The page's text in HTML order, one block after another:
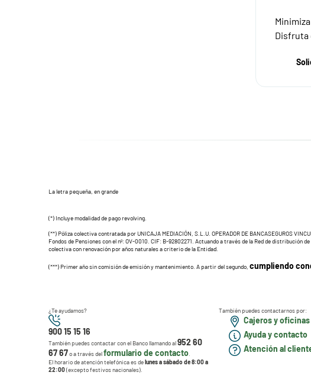
Disfruta
La letra pequeña, en grande
(*) Incluye modalidad de pago revolving.
(**) Póliza colectiva contratada por UNICAJA MEDIACIÓN, S.L.U. OPERADOR DE BANCASEGUROS
Fondos de Pensiones con el nº: OV-0010. CIF: B-92802271. Actuando a través de la Red de
colectiva con renovación por años naturales a criterio de la Entidad.
(***) Primer año sin comisión de emisión y mantenimiento. A partir del segundo, cumpliendo
¿Te ayudamos?
900 15 15 16
También puedes contactar con el Banco llamando al952 60
67 67o a través delformulario de contacto
El horario de atención telefónica es delunes a sábado de 8:00 a
22:00(excepto festivos nacionales).
También puedes contactarnos por:
Cajeros y oficinas
Ayuda y contacto
Atención al